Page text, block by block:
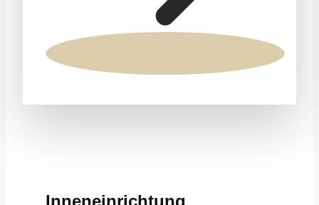
Inneneinrichtung